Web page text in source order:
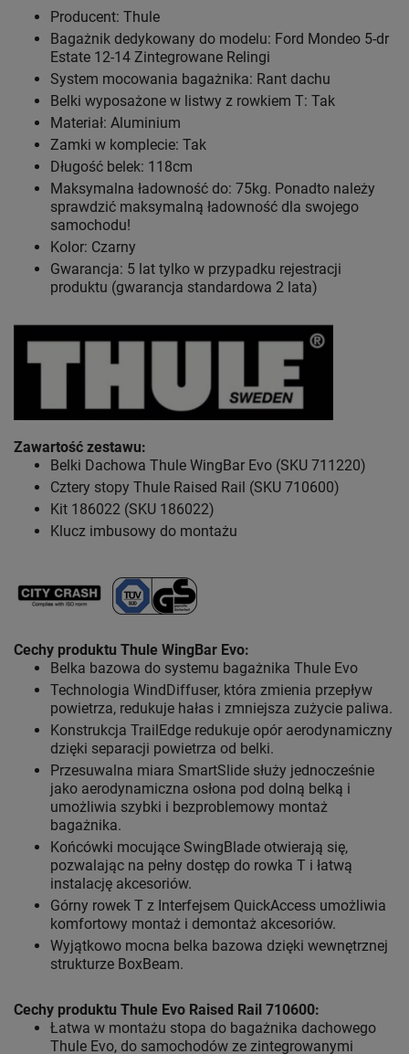
Producent: Thule
Bagażnik dedykowany do modelu: Ford Mondeo 5-dr
Estate 12-14 Zintegrowane Relingi
System mocowania bagażnika: Rant dachu
Belki wyposażone w listwy z rowkiem T: Tak
Materiał: Aluminium
Zamki w komplecie: Tak
Długość belek: 118cm
Maksymalna ładowność do: 75kg. Ponadto należy
sprawdzić maksymalną ładowność dla swojego
samochodu!
Kolor: Czarny
Gwarancja: 5 lat tylko w przypadku rejestracji
produktu (gwarancja standardowa 2 lata)
Zawartość zestawu:
Belki Dachowa Thule WingBar Evo (SKU 711220)
Cztery stopy Thule Raised Rail (SKU 710600)
Kit 186022 (SKU 186022)
Klucz imbusowy do montażu
Cechy produktu Thule WingBar Evo:
Belka bazowa do systemu bagażnika Thule Evo
Technologia WindDiffuser, która zmienia przepływ
powietrza, redukuje hałas i zmniejsza zużycie paliwa.
Konstrukcja TrailEdge redukuje opór aerodynamiczny
dzięki separacji powietrza od belki.
Przesuwalna miara SmartSlide służy jednocześnie
jako aerodynamiczna osłona pod dolną belką i
umożliwia szybki i bezproblemowy montaż
bagażnika.
Końcówki mocujące SwingBlade otwierają się,
pozwalając na pełny dostęp do rowka T i łatwą
instalację akcesoriów.
Górny rowek T z Interfejsem QuickAccess umożliwia
komfortowy montaż i demontaż akcesoriów.
Wyjątkowo mocna belka bazowa dzięki wewnętrznej
strukturze BoxBeam.
Cechy produktu Thule Evo Raised Rail 710600:
Łatwa w montażu stopa do bagażnika dachowego
Thule Evo, do samochodów ze zintegrowanymi